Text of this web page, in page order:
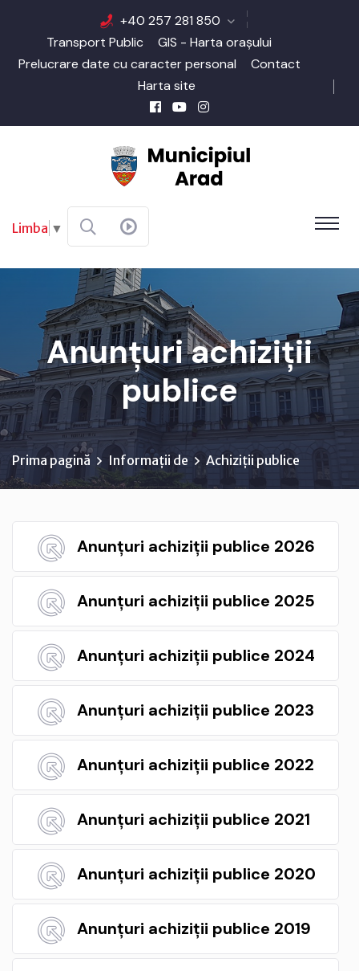
+40 257 281 850
Transport Public
GIS - Harta orașului
Prelucrare date cu caracter personal
Contact
Harta site
Limba ▼
Anunțuri achiziții
publice
Prima pagină Informații de Achiziții publice
Anunțuri achiziții publice 2026
Anunțuri achiziții publice 2025
Anunțuri achiziții publice 2024
Anunțuri achiziții publice 2023
Anunțuri achiziții publice 2022
Anunțuri achiziții publice 2021
Anunțuri achiziții publice 2020
Anunțuri achiziții publice 2019